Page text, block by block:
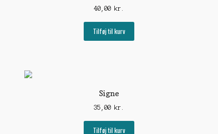
40,00 kr.
Tilføj til kurv
Signe
35,00 kr.
Tilføj til kurv